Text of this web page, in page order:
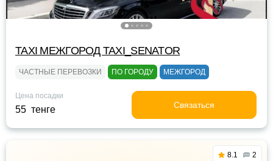
TAXI МЕЖГОРОД TAXI_SENATOR
ЧАСТНЫЕ ПЕРЕВОЗКИ ПО ГОРОДУ МЕЖГОРОД
Цена посадки
55 тенге Связаться
8.1 2